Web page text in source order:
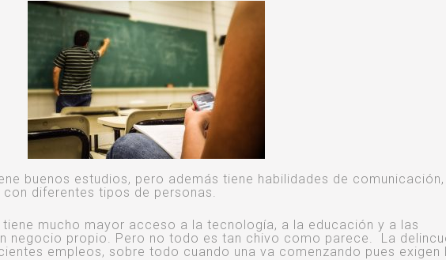
buenos estudios, pero además tiene habilidades de
diferentes tipos de personas.
mucho mayor acceso a la tecnología, a la educación y a las
negocio propio. Pero no todo es tan chivo como parece. La
empleos, sobre todo cuando una va comenzando pues exigen